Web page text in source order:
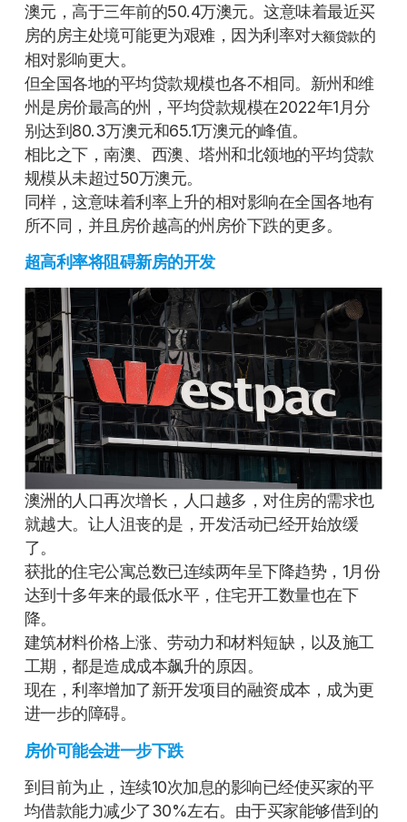
澳元，高于三年前的50.4万澳元。这意味着最近买
房的房主处境可能更为艰难，因为利率对大额贷款的
相对影响更大。
但全国各地的平均贷款规模也各不相同。新州和维
州是房价最高的州，平均贷款规模在2022年1月分
别达到80.3万澳元和65.1万澳元的峰值。
相比之下，南澳、西澳、塔州和北领地的平均贷款
规模从未超过50万澳元。
同样，这意味着利率上升的相对影响在全国各地有
所不同，并且房价越高的州房价下跌的更多。
超高利率将阻碍新房的开发
澳洲的人口再次增长，人口越多，对住房的需求也
就越大。让人沮丧的是，开发活动已经开始放缓
了。
获批的住宅公寓总数已连续两年呈下降趋势，1月份
达到十多年来的最低水平，住宅开工数量也在下
降。
建筑材料价格上涨、劳动力和材料短缺，以及施工
工期，都是造成成本飙升的原因。
现在，利率增加了新开发项目的融资成本，成为更
进一步的障碍。
房价可能会进一步下跌
到目前为止，连续10次加息的影响已经使买家的平
均借款能力减少了30%左右。由于买家能够借到的